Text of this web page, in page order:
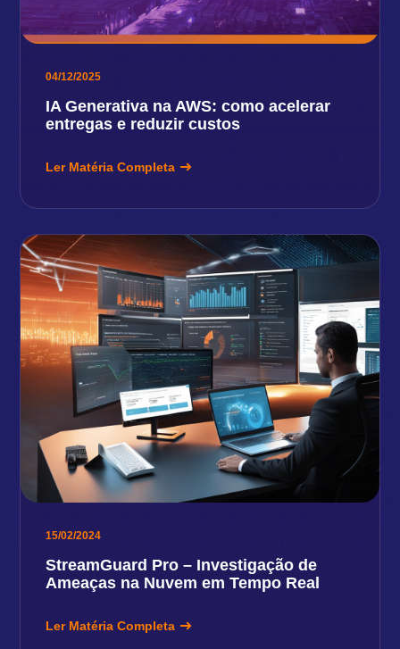
04/12/2025
IA Generativa na AWS: como acelerar
entregas e reduzir custos
Ler Matéria Completa
15/02/2024
StreamGuard Pro – Investigação de
Ameaças na Nuvem em Tempo Real
Ler Matéria Completa